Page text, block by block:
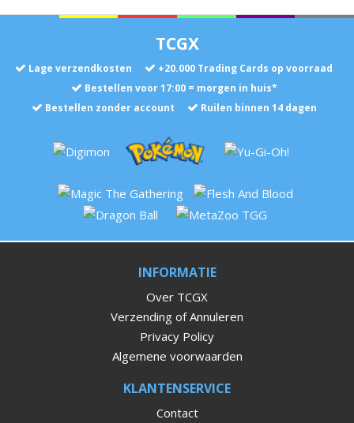
TCGX
Lage verzendkosten +20.000 Trading Cards op voorraad
Bestellen voor 17:00 = morgen in huis*
Bestellen zonder account
Ruilen binnen 14 dagen
INFORMATIE
Over TCGX
Verzending of Annuleren
Privacy Policy
Algemene voorwaarden
KLANTENSERVICE
Contact